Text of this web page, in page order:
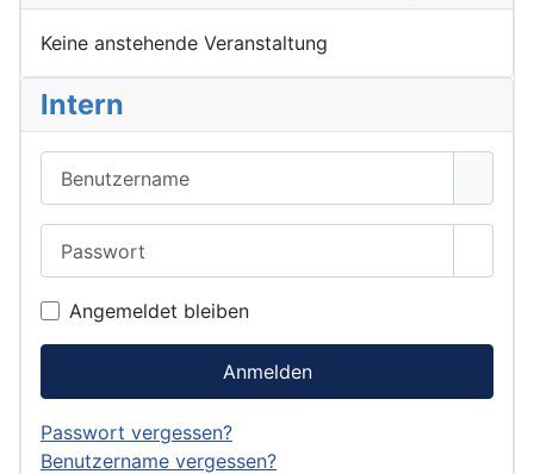
Keine anstehende Veranstaltung
Intern
Angemeldet bleiben
Anmelden
Passwort vergessen?
Benutzername vergessen?